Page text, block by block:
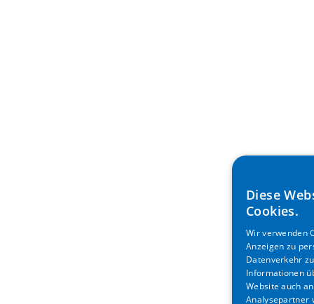
Diese
Cookies.
Wir verwenden
Anzeigen zu
Datenverkehr
Informationen
Website auch
Analysepartner